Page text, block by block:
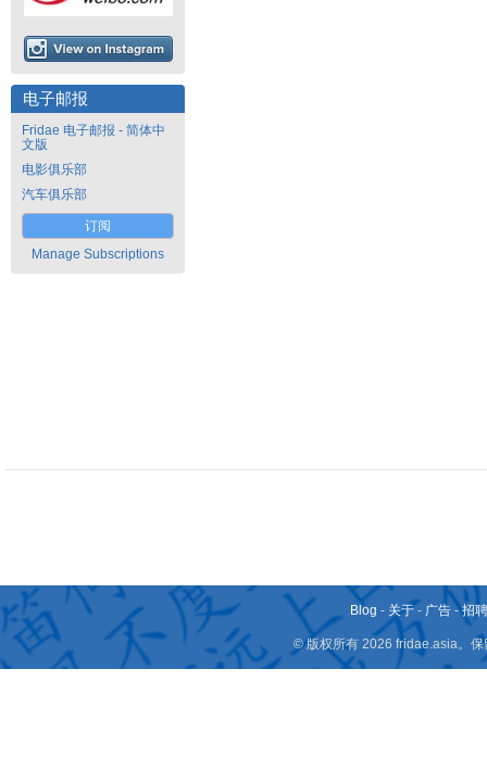
电子邮报
Fridae 电子邮报 - 简体中
文版
电影俱乐部
汽车俱乐部
订阅
Manage Subscriptions
Blog - 关于 - 广告 -招
© 版权所有 2026 fridae.asia。